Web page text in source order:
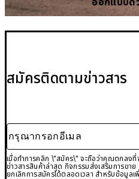
สมัครติดตามข่าวสาร
กรุณากรอกอีเมล
เมื่อทำการคลิก \"สมัคร\" จะถือว่าคุณตกลงที่
ข่าวสารสินค้าล่าสุด กิจกรรมส่งเสริมการขา
ยกเลิกการสมัครได้ตลอดเวลา สำหรับข้อมูลเ